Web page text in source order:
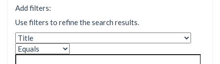
Add filters:
Use filters to refine the search results.